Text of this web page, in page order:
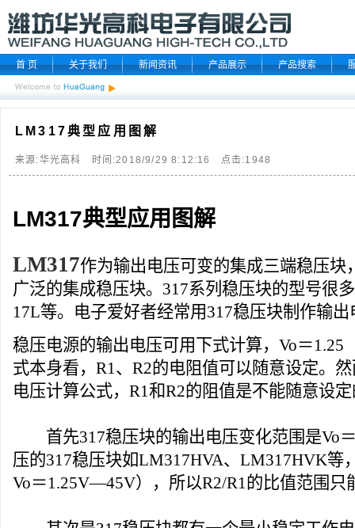
首 页 关于我们 新闻资讯 产品展示 产品搜索
LM317典型应用图解
来源:华光高科 时间:2018/9/29 8:12:16 点击:1948
LM317典型应用图解
LM317作为输出电压可变的集成三端稳压块
广泛的集成稳压块。317系列稳压块的型号很
17L等。电子爱好者经常用317稳压块制作输
稳压电源的输出电压可用下式计算，Vo＝1.25
式本身看，R1、R2的电阻值可以随意设定。
电压计算公式，R1和R2的阻值是不能随意设
首先317稳压块的输出电压变化范围是Vo
压的317稳压块如LM317HVA、LM317HVK等
Vo＝1.25V—45V），所以R2/R1的比值范围